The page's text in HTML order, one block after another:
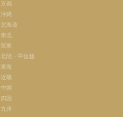
京都
沖縄
北海道
東北
関東
北陸・甲信越
東海
近畿
中国
四国
九州